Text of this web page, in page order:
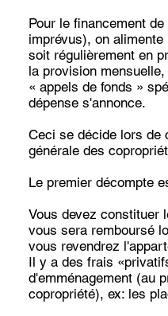
Pour le financement
imprévus), on
soit régulièrement en
la provision
« appels de fonds »
dépense s'annonce.
Ceci se décide lors de
générale des
Le premier décompte
Vous devez constituer
vous sera remboursé
vous revendrez
Il y a des frais
d'emménagement (au
copropriété), ex: les